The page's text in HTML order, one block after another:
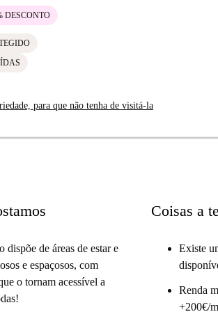
DESCONTO
para que não tenha de visitá-la
dispõe de áreas de estar e
e espaçosos, com
o tornam acessível a
Coisas a
Existe
Renda
+200€/